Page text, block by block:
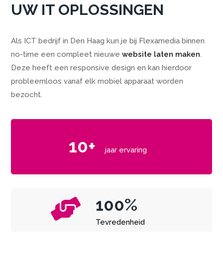
UW IT OPLOSSINGEN
Als ICT bedrijf in Den Haag kun je bij Flexamedia binnen
no-time een compleet nieuwe website laten maken
Deze heeft een responsive design en kan hierdoor
probleemloos vanaf elk mobiel apparaat worden
bezocht.
10+ jaar ervaring
 100%
Tevredenheid